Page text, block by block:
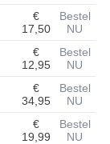
€
17,50
Bestel
NU
€
12,95
Bestel
NU
€
34,95
Bestel
NU
€
19,99
Bestel
NU